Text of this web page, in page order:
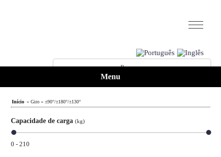
Menu
Início » Giro » ±90°/±180°/±130°
Capacidade de carga(kg)
0 - 210